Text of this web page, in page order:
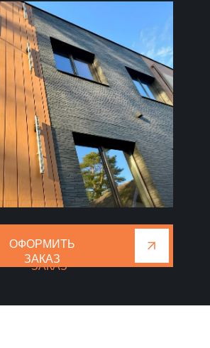
ОФОРМИТЬ
ЗАКАЗ
ОФОРМИТЬ
ЗАКАЗ